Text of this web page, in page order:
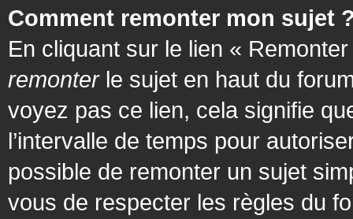
Comment remonter mon sujet
En cliquant sur le lien «
remonterle sujet en haut du
voyez pas ce lien, cela signifie
l’intervalle de temps pour
possible de remonter un sujet
vous de respecter les règles du